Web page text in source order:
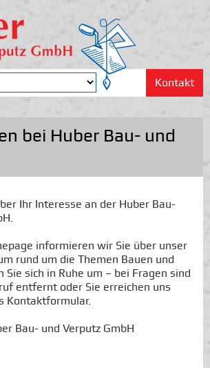
Kontakt
bei Huber Bau- und
Ihr Interesse an der Huber Bau-
informieren wir Sie über unser
rund um die Themen Bauen und
Sie sich in Ruhe um – bei Fragen sind
entfernt oder Sie erreichen uns
Kontaktformular.
Bau- und Verputz GmbH